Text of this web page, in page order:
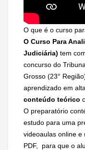
O que é o curso
O Curso Para
Judiciária) tem
concurso do
Grosso (23°
aprendizado em
conteúdo teórico
O preparatório
estudo para uma
videoaulas online e
PDF, para que o